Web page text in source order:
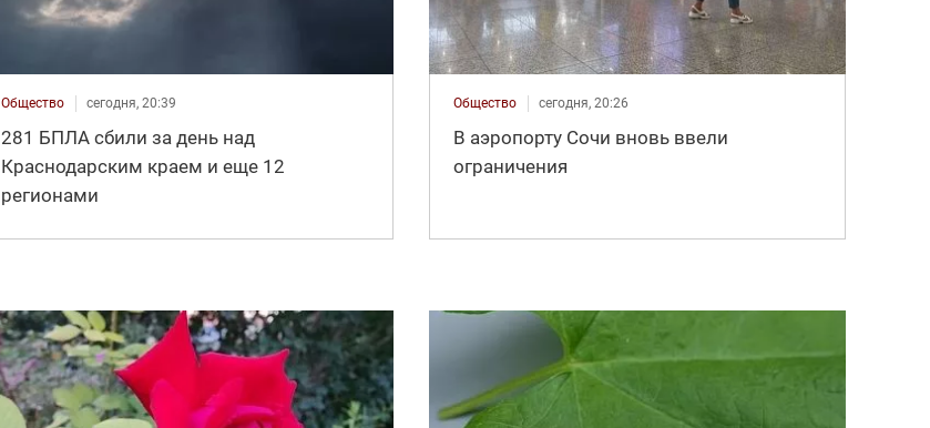
Общество сегодня, 20:39
281 БПЛА сбили за день над
Краснодарским краем и еще 12
регионами
Общество сегодня, 20:26
В аэропорту Сочи вновь ввели
ограничения